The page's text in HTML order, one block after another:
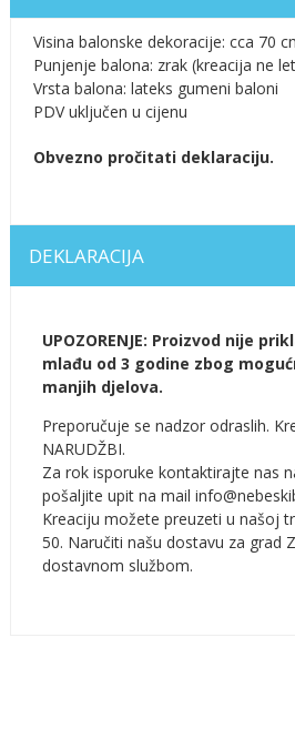
Visina balonske dekoracije: cca 70
Punjenje balona: zrak (kreacija ne
Vrsta balona: lateks gumeni baloni
PDV uključen u cijenu
Obvezno pročitati deklaraciju.
DEKLARACIJA
UPOZORENJE: Proizvod nije
mlađu od 3 godine zbog
manjih djelova.
Preporučuje se nadzor odraslih.
NARUDŽBI.
Za rok isporuke kontaktirajte nas
pošaljite upit na mail
Kreaciju možete preuzeti u našoj
50. Naručiti našu dostavu za grad
dostavnom službom.